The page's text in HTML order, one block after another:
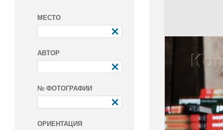
МЕСТО
АВТОР
№ ФОТОГРАФИИ
ОРИЕНТАЦИЯ